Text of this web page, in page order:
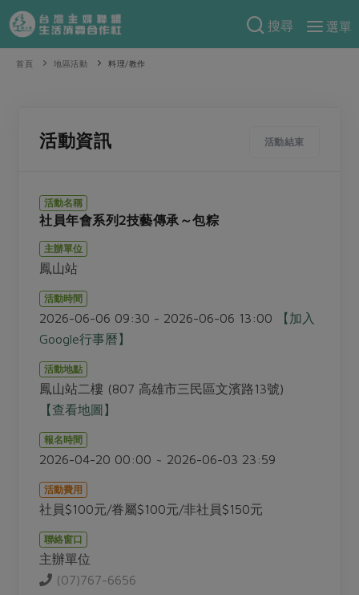
搜尋
選單
產品分類
芽苗類
奶蛋豆・五穀
肉品・水產
畜產肉類
水畜加工品
調理食材・點心
休閒零嘴
居家好物
食材
麵食
肉食
海鮮
蔬食
蛋料理
料理方式
醬料
湯品．鍋物
漬物
涼拌沙拉
飲品
特別企畫
把最好的台灣味帶回家！
2026年端午節預購圓滿結束
更多預購活動
當季產品
合作25-經典快閃最後一週
合作25-精選產品第四彈
合作25-精選產品第三彈
更多當季產品
主婦聯盟X樂齡網特約優惠案
30%rPET紅烏龍茶
觀點文章
主婦食堂
社內大小事
產品故事
樂齡生活
廚房瑜伽
關注議題
減硝酸鹽
廢核運動 能源議題
減添加物
公益金
更多議題
關於合作社
認識合作社
關於我們
合作社組織
員工與求才
產品檢驗
自主把關
檢驗報告
硝酸鹽檢驗
社員權益
合作社法規
重要公告
首頁 地區活動 料理/教作
活動結束
活動資訊
活動名稱
社員年會系列2技藝傳承～包粽
主辦單位
鳳山站
活動時間
2026-06-06 09:30 - 2026-06-06 13:00
【加入
Google行事曆】
活動地點
鳳山站二樓 (807 高雄市三民區文濱路13號)
【查看地圖】
報名時間
2026-04-20 00:00 ~ 2026-06-03 23:59
活動費用
社員$100元/眷屬$100元/非社員$150元
聯絡窗口
主辦單位
(07)767-6656